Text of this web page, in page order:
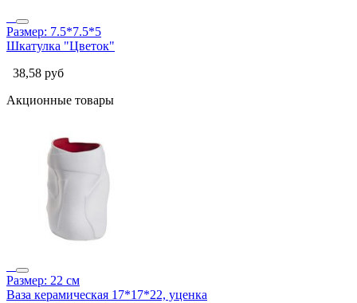
Размер: 7.5*7.5*5
Шкатулка "Цветок"
38,58 руб
Акционные товары
Размер: 22 см
Ваза керамическая 17*17*22, уценка